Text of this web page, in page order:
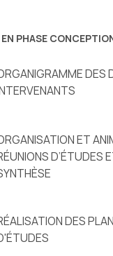
PHASE
DES
ET
D’ÉTUDES
DES